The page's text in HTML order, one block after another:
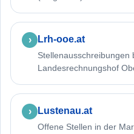
Lrh-ooe.at
Stellenausschreibungen
Landesrechnungshof
Lustenau.at
Offene Stellen in der